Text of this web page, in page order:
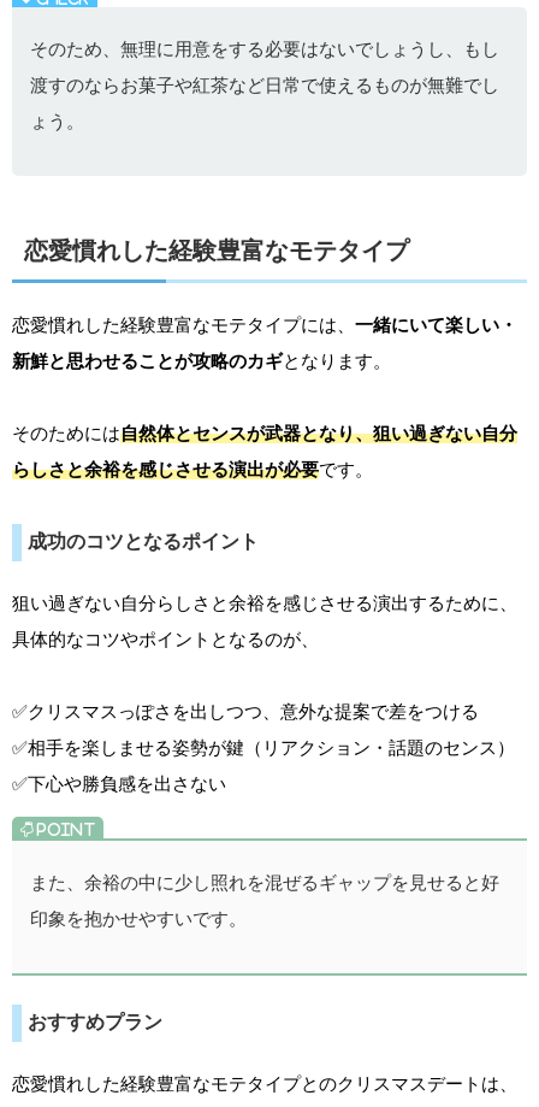
そのため、無理に用意をする必要はないでしょうし、もし
渡すのならお菓子や紅茶など日常で使えるものが無難でし
ょう。
恋愛慣れした経験豊富なモテタイプ
恋愛慣れした経験豊富なモテタイプには、 一緒にいて楽しい・
新鮮と思わせることが攻略のカギとなります。
そのためには自然体とセンスが武器となり、狙い過ぎない自分
らしさと余裕を感じさせる演出が必要です。
成功のコツとなるポイント
狙い過ぎない自分らしさと余裕を感じさせる演出するために、
具体的なコツやポイントとなるのが、
✅クリスマスっぽさを出しつつ、意外な提案で差をつける
✅相手を楽しませる姿勢が鍵（リアクション・話題のセンス）
✅下心や勝負感を出さない
また、余裕の中に少し照れを混ぜるギャップを見せると好
印象を抱かせやすいです。
おすすめプラン
恋愛慣れした経験豊富なモテタイプとのクリスマスデートは、